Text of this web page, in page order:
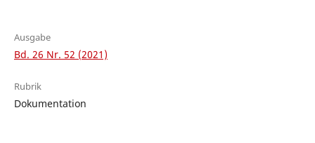
Ausgabe
Bd. 26 Nr. 52 (2021)
Rubrik
Dokumentation